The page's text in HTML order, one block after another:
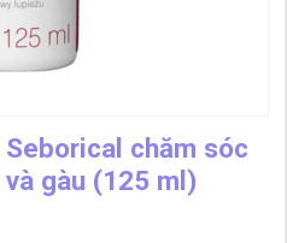
chăm sóc
gàu (125 ml)